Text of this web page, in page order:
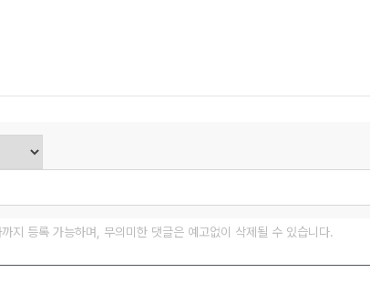
지 등록 가능하며, 무의미한 댓글은 예고없이 삭제될 수 있습니다.